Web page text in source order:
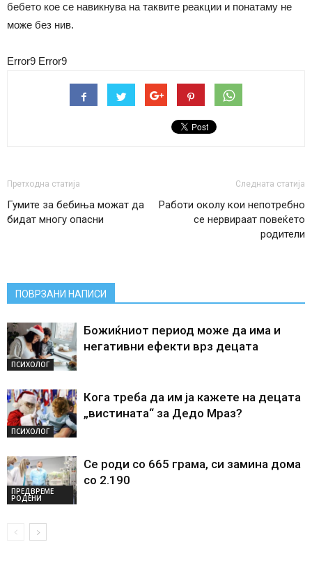
бебето кое се навикнува на таквите реакции и понатаму не
може без нив.
Error9 Error9
Претходна статија
Гумите за бебиња можат да
бидат многу опасни
Следната статија
Работи околу кои непотребно
се нервираат повеќето
родители
ПОВРЗАНИ НАПИСИ
ПСИХОЛОГ
Божиќниот период може да има и
негативни ефекти врз децата
ПСИХОЛОГ
Кога треба да им ја кажете на децата
„вистината“ за Дедо Мраз?
ПРЕДВРЕМЕ
РОДЕНИ
Се роди со 665 грама, си замина дома
со 2.190